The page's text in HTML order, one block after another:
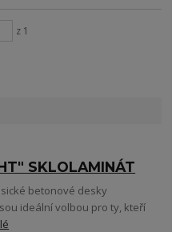
SKLOLAMINÁT
betonové desky
ideální volbou pro ty, kteří
z 1